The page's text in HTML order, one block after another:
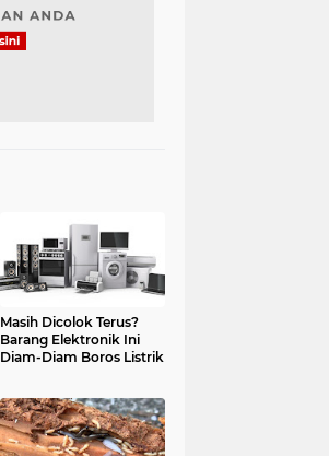
Masih Dicolok Terus?
Barang Elektronik Ini
Diam-Diam Boros Listrik